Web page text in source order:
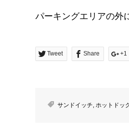
パーキングエリアの外
Tweet Share +1
サンドイッチ, ホットドッ